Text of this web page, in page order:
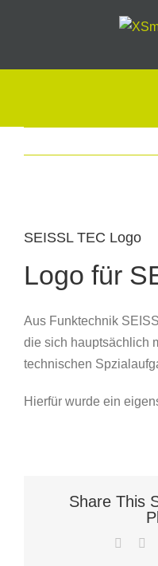
Larger
SEISSL TEC Logo
Logo für
Aus Funktechnik
die sich hauptsächlich
technischen
Hierfür wurde ein
Share This